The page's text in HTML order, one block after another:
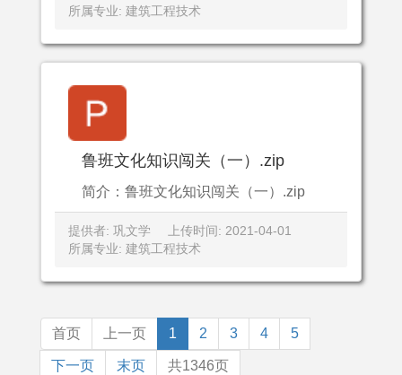
所属专业: 建筑工程技术
鲁班文化知识闯关（一）.zip
简介：鲁班文化知识闯关（一）.zip
提供者: 巩文学
上传时间: 2021-04-01
所属专业: 建筑工程技术
首页 上一页 1 2 3 4 5
下一页 末页 共1346页